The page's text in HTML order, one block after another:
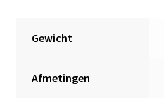
Gewicht
Afmetingen